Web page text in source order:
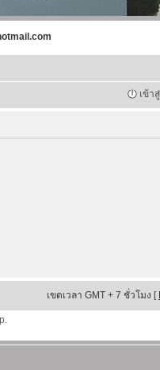
เข้า
เขตเวลา GMT + 7 ชั่วโมง [